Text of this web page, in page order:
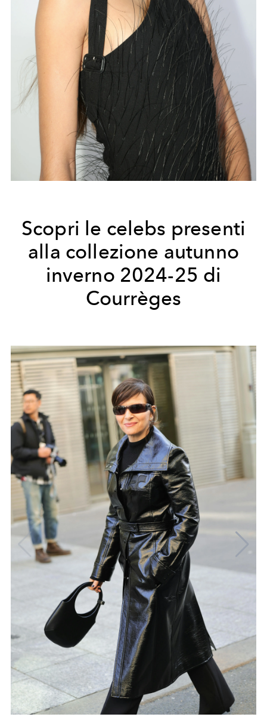
Scopri le celebs presenti
alla collezione autunno
inverno 2024-25 di
Courrèges